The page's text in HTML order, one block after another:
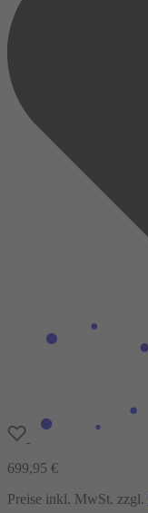
699,95 €
Preise inkl. MwSt. zzgl.